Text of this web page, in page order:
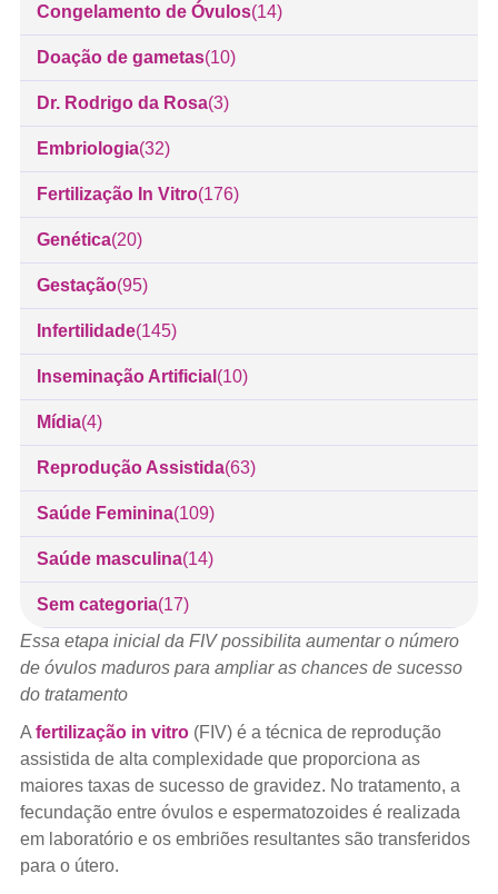
Congelamento de Óvulos(14)
Doação de gametas(10)
Dr. Rodrigo da Rosa(3)
Embriologia(32)
Fertilização In Vitro(176)
Genética(20)
Gestação(95)
Infertilidade(145)
Inseminação Artificial (10)
Mídia(4)
Reprodução Assistida(63)
Saúde Feminina(109)
Saúde masculina(14)
Sem categoria(17)
Essa etapa inicial da FIV possibilita aumentar o número
de óvulos maduros para ampliar as chances de sucesso
do tratamento
A fertilização in vitro(FIV) é a técnica de reprodução
assistida de alta complexidade que proporciona as
maiores taxas de sucesso de gravidez. No tratamento, a
fecundação entre óvulos e espermatozoides é realizada
em laboratório e os embriões resultantes são transferidos
para o útero.